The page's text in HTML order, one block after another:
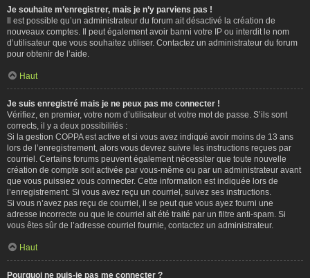
Je souhaite m’enregistrer, mais je n’y parviens pas !
Il est possible qu’un administrateur du forum ait désactivé la création de
nouveaux comptes. Il peut également avoir banni votre IP ou interdit le nom
d’utilisateur que vous souhaitez utiliser. Contactez un administrateur du forum
pour obtenir de l’aide.
Haut
Je suis enregistré mais je ne peux pas me connecter !
Vérifiez, en premier, votre nom d’utilisateur et votre mot de passe. S’ils sont
corrects, il y a deux possibilités :
Si la gestion COPPA est active et si vous avez indiqué avoir moins de 13 ans
lors de l’enregistrement, alors vous devrez suivre les instructions reçues par
courriel. Certains forums peuvent également nécessiter que toute nouvelle
création de compte soit activée par vous-même ou par un administrateur avant
que vous puissiez vous connecter. Cette information est indiquée lors de
l’enregistrement. Si vous avez reçu un courriel, suivez ses instructions.
Si vous n’avez pas reçu de courriel, il se peut que vous ayez fourni une
adresse incorrecte ou que le courriel ait été traité par un filtre anti-spam. Si
vous êtes sûr de l’adresse courriel fournie, contactez un administrateur.
Haut
Pourquoi ne puis-je pas me connecter ?